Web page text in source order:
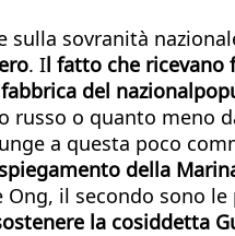
sovranità
. Il fatto che ricevano
del
o quanto meno
a questa poco
della
il secondo sono
la cosiddetta